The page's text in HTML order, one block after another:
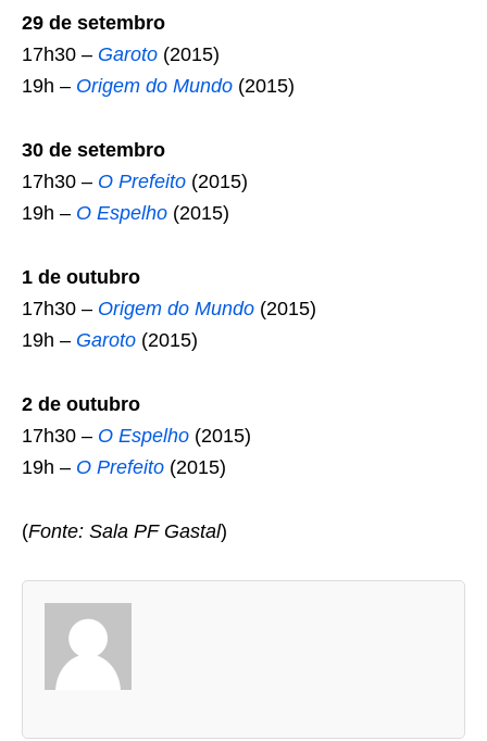
29 de setembro
17h30 – Garoto (2015)
19h – Origem do Mundo (2015)
30 de setembro
17h30 – O Prefeito (2015)
19h – O Espelho (2015)
1 de outubro
17h30 – Origem do Mundo (2015)
19h – Garoto (2015)
2 de outubro
17h30 – O Espelho (2015)
19h – O Prefeito (2015)
(Fonte: Sala PF Gastal)